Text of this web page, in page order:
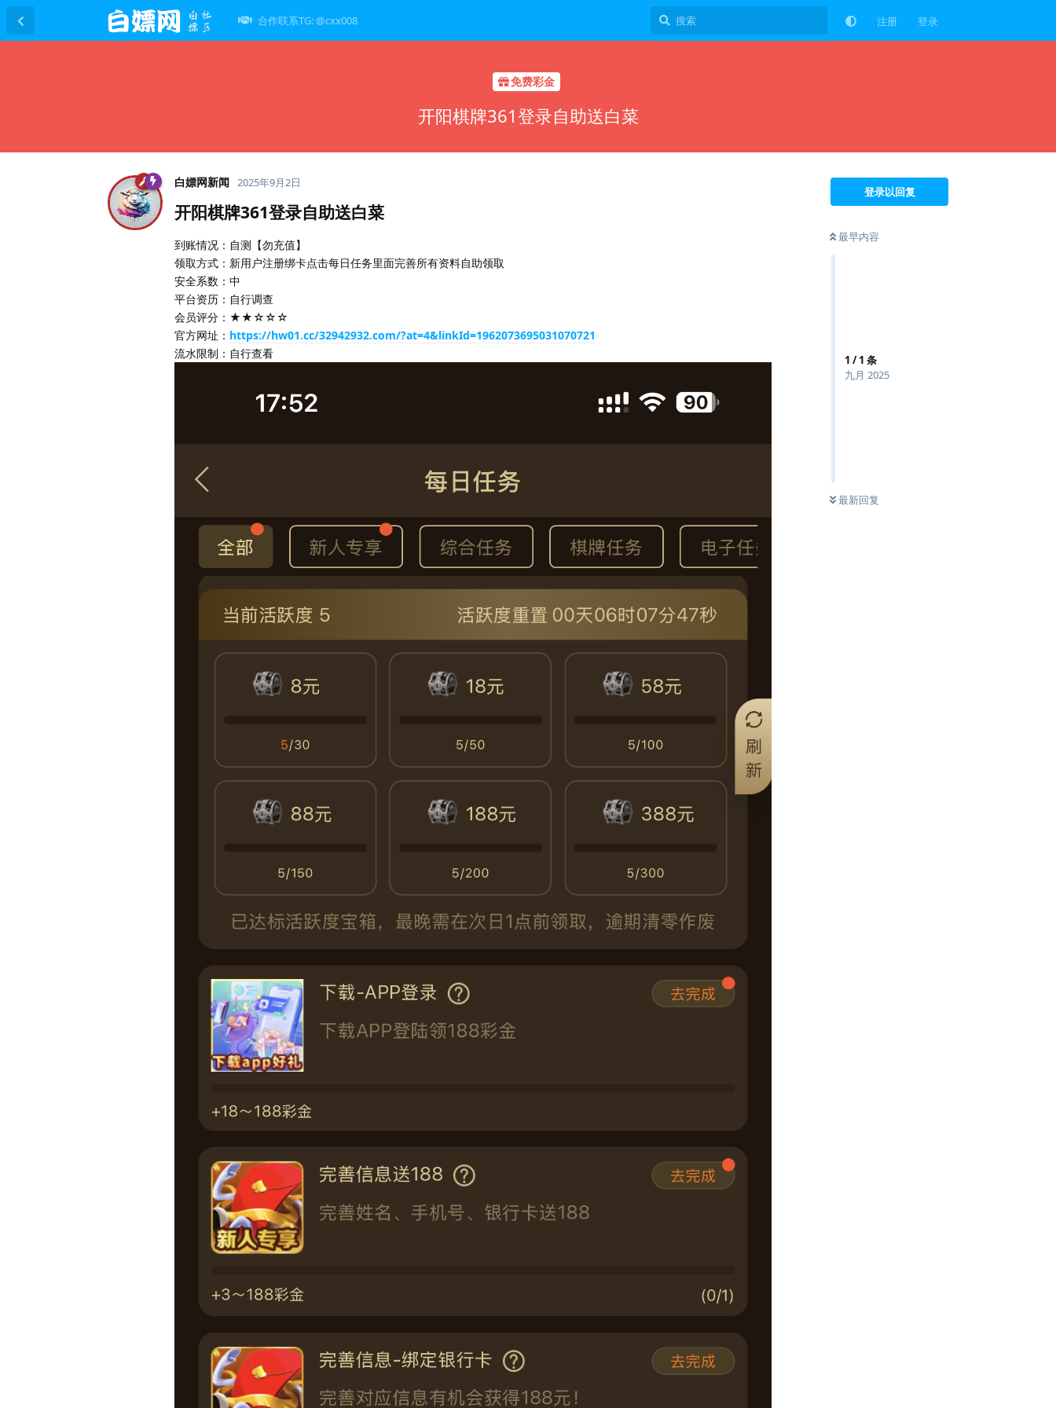
合作联系TG: @cxx008 注册 登录
免费彩金
开阳棋牌361登录自助送白菜
登录以回复
最早内容
1 /1 条
九月 2025
最新回复
白嫖网新闻 2025年9月2日
开阳棋牌361登录自助送白菜
到账情况：自测【勿充值】
领取方式：新用户注册绑卡点击每日任务里面完善所有资料自助领取
安全系数：中
平台资历：自行调查
会员评分：★★☆☆☆
官方网址： https://hw01.cc/32942932.com/?at=4&linkId=1962073695031070721
流水限制：自行查看